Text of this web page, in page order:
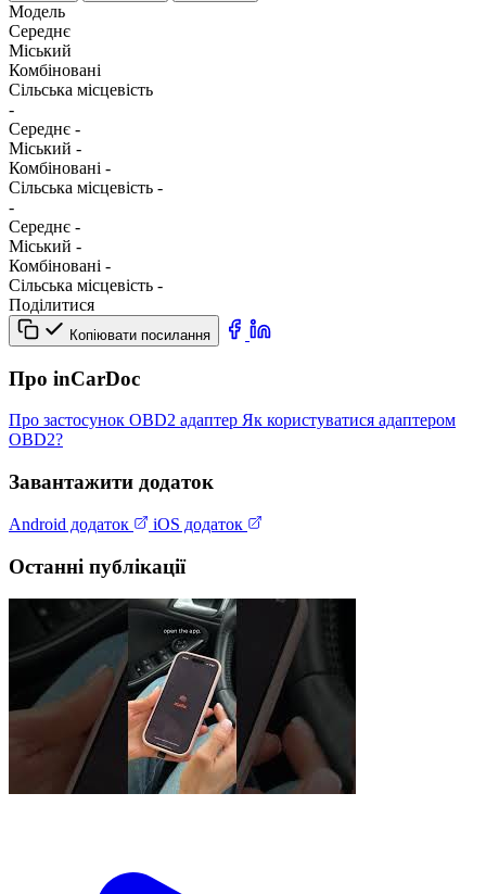
Модель
Середнє
Міський
Комбіновані
Сільська місцевість
-
Середнє -
Міський -
Комбіновані -
Сільська місцевість -
-
Середнє -
Міський -
Комбіновані -
Сільська місцевість -
Поділитися
Копіювати посилання
Про inCarDoc
Про застосунок OBD2 адаптер Як користуватися адаптером
OBD2?
Завантажити додаток
Android додаток iOS додаток
Останні публікації